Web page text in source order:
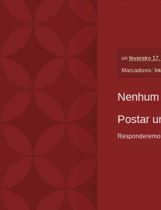
on fevereiro 17,
Marcadores:
Postar